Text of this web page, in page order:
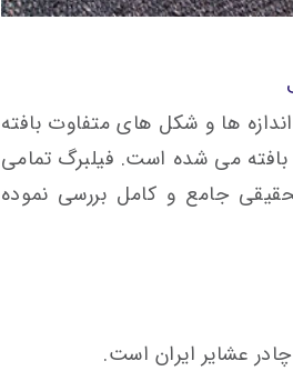
ها و شکل های متفاوت بافته
می شده است. فیلبرگ تمامی
جامع و کامل بررسی نموده
عشایر ایران است.